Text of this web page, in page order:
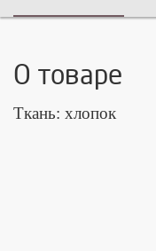
О товаре
Ткань: хлопок